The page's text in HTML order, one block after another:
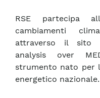
RSE partecipa
cambiamenti
attraverso il sito
analysis over
strumento nato per
energetico nazionale.